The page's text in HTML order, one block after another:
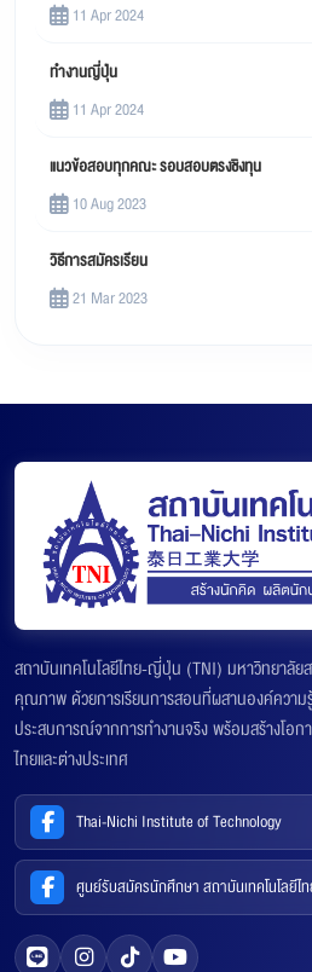
11 Apr 2024
ทำงานญี่ปุ่น
11 Apr 2024
แนวข้อสอบทุกคณะ รอบสอบตรงชิงทุน
10 Aug 2023
วิธีการสมัครเรียน
21 Mar 2023
สถาบันเทคโนโลยีไทย-ญี่ปุ่น (TNI) มหาวิทยาลั
คุณภาพ ด้วยการเรียนการสอนที่ผสานองค์ความ
ประสบการณ์จากการทำงานจริง พร้อมสร้างโอก
ไทยและต่างประเทศ
Thai-Nichi Institute of Technology
ศูนย์รับสมัครนักศึกษา สถาบันเทคโนโลยี